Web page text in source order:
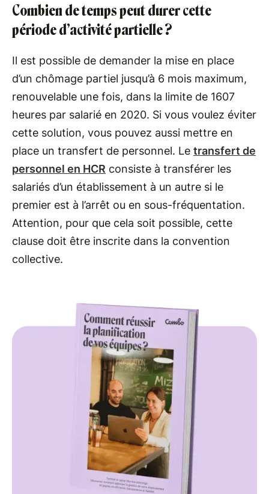
Combien de temps peut durer cette
période d’activité partielle ?
Il est possible de demander la mise en place
d’un chômage partiel jusqu’à 6 mois maximum,
renouvelable une fois, dans la limite de 1607
heures par salarié en 2020. Si vous voulez éviter
cette solution, vous pouvez aussi mettre en
place un transfert de personnel. Le transfert de
personnel en HCR consiste à transférer les
salariés d’un établissement à un autre si le
premier est à l’arrêt ou en sous-fréquentation.
Attention, pour que cela soit possible, cette
clause doit être inscrite dans la convention
collective.